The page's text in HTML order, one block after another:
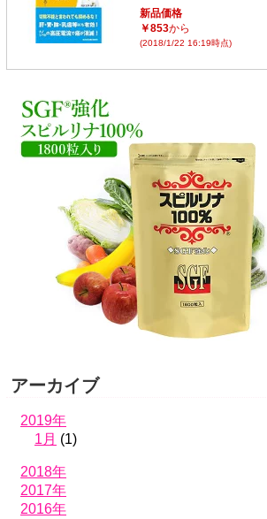
新品価格
￥853から
(2018/1/22 16:19時点)
アーカイブ
2019年
1月 (1)
2018年
2017年
2016年